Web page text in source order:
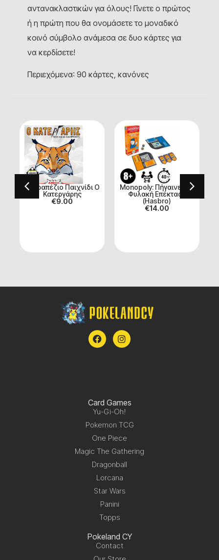
αντανακλαστικών για όλους! Γίνετε ο πρώτος
ή η πρώτη που θα ονομάσετε το μοναδικό
κοινό σύμβολο ανάμεσα σε δυο κάρτες για
να κερδίσετε!
Περιεχόμενα: 90 κάρτες, κανόνες
Επιτραπέζιο Παιχνίδι O
Κατεργάρης
€9.00
Monopoly: Πήγαινε στη
Φυλακή Επέκταση
(Hasbro)
€14.00
Card Games
Yu-Gi-Oh!
Pokemon TCG
One Piece
Magic The Gathering
Dragonball
Lorcana
Star Wars
Panini
Topps
Pokeland CY
Contact